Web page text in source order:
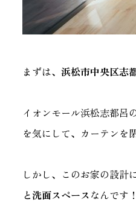
まずは、 浜松市中央区志
イオンモール浜松志都呂
を気にして、カーテンを
しかし、このお家の設計
と洗面スペースなんです！